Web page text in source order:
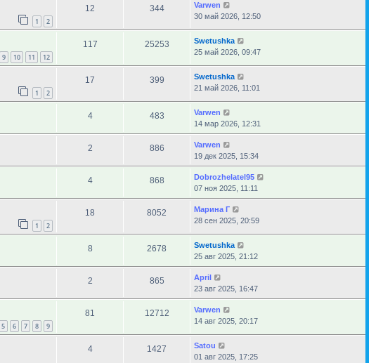
1 2
12 344
Varwen
30 май 2026, 12:50
9 10 11 12
117 25253
Swetushka
25 май 2026, 09:47
1 2
17 399
Swetushka
21 май 2026, 11:01
4 483
Varwen
14 мар 2026, 12:31
2 886
Varwen
19 дек 2025, 15:34
4 868
Dobrozhelatel95
07 ноя 2025, 11:11
1 2
18 8052
Марина Г
28 сен 2025, 20:59
8 2678
Swetushka
25 авг 2025, 21:12
2 865
April
23 авг 2025, 16:47
5 6 7 8 9
81 12712
Varwen
14 авг 2025, 20:17
4 1427
Satou
01 авг 2025, 17:25